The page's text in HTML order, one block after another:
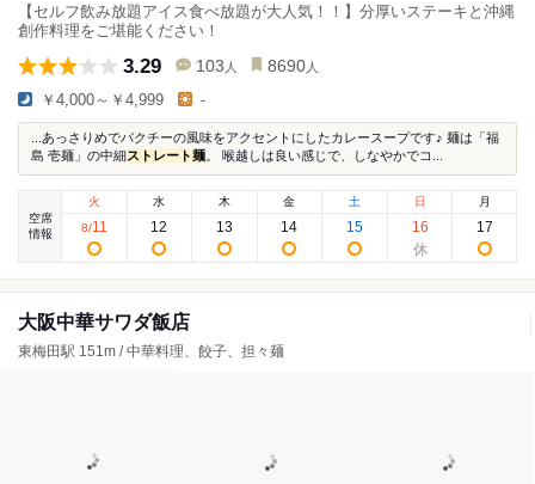
【セルフ飲み放題アイス食べ放題が大人気！！】分厚いステーキと沖縄
創作料理をご堪能ください！
3.29 103 人 8690 人
￥4,000～￥4,999 -
...あっさりめでパクチーの風味をアクセントにしたカレースープです♪ 麺は「福
島 壱麺」の中細ストレート麺 。 喉越しは良い感じで、しなやかでコ...
空席
情報
火
8/11
水
12
木
13
金
14
土
15
日
16
月
17
大阪中華サワダ飯店
東梅田駅 151m / 中華料理、餃子、担々麺